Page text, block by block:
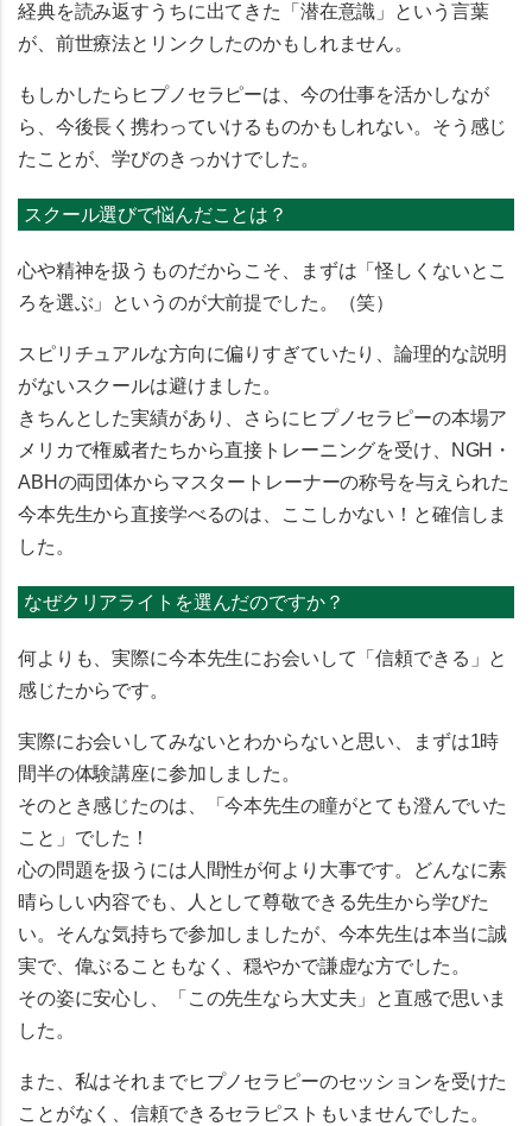
経典を読み返すうちに出てきた「潜在意識」という言葉
が、前世療法とリンクしたのかもしれません。
もしかしたらヒプノセラピーは、今の仕事を活かしなが
ら、今後長く携わっていけるものかもしれない。そう感じ
たことが、学びのきっかけでした。
スクール選びで悩んだことは？
心や精神を扱うものだからこそ、まずは「怪しくないとこ
ろを選ぶ」というのが大前提でした。（笑）
スピリチュアルな方向に偏りすぎていたり、論理的な説明
がないスクールは避けました。
きちんとした実績があり、さらにヒプノセラピーの本場ア
メリカで権威者たちから直接トレーニングを受け、NGH・
ABHの両団体からマスタートレーナーの称号を与えられた
今本先生から直接学べるのは、ここしかない！と確信しま
した。
なぜクリアライトを選んだのですか？
何よりも、実際に今本先生にお会いして「信頼できる」と
感じたからです。
実際にお会いしてみないとわからないと思い、まずは1時
間半の体験講座に参加しました。
そのとき感じたのは、「今本先生の瞳がとても澄んでいた
こと」でした！
心の問題を扱うには人間性が何より大事です。どんなに素
晴らしい内容でも、人として尊敬できる先生から学びた
い。そんな気持ちで参加しましたが、今本先生は本当に誠
実で、偉ぶることもなく、穏やかで謙虚な方でした。
その姿に安心し、「この先生なら大丈夫」と直感で思いま
した。
また、私はそれまでヒプノセラピーのセッションを受けた
ことがなく、信頼できるセラピストもいませんでした。